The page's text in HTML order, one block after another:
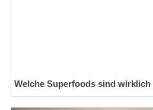
Welche Superfoods sind